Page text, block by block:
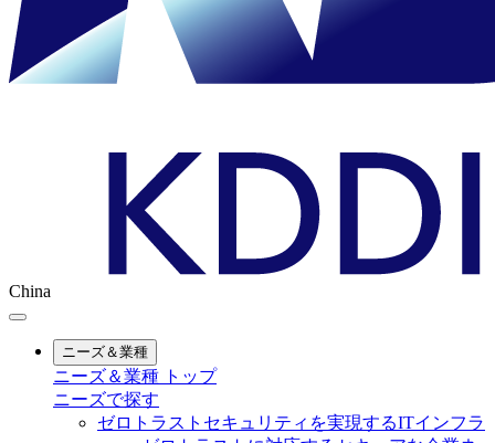
China
ニーズ＆業種
ニーズ＆業種 トップ
ニーズで探す
ゼロトラストセキュリティを実現するITインフラ